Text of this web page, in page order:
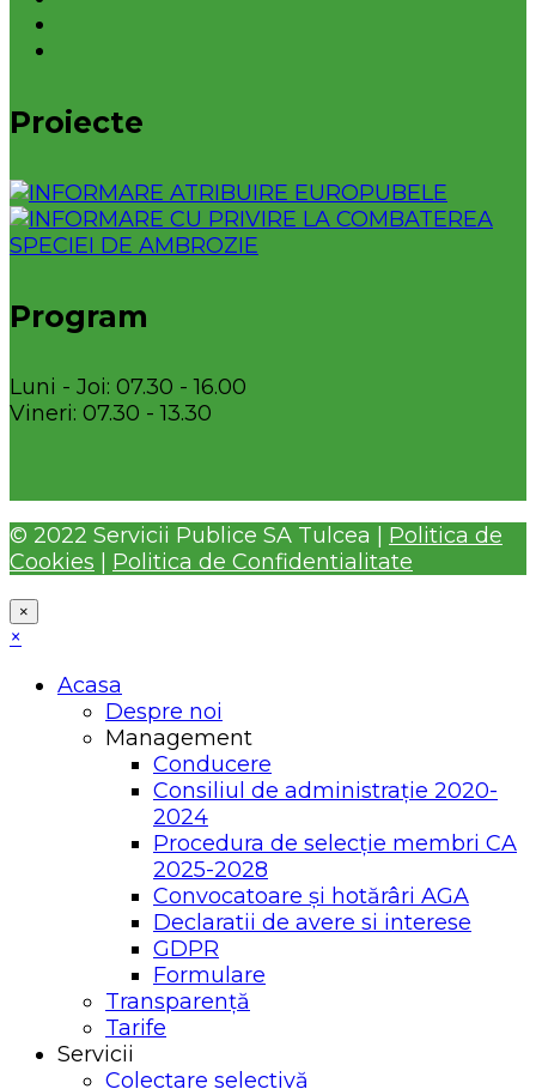
Proiecte
Program
Luni - Joi: 07.30 - 16.00
Vineri: 07.30 - 13.30
© 2022 Servicii Publice SA Tulcea | Politica de
Cookies
Politica de Confidentialitate
×
×
Acasa
Despre noi
Management
Conducere
Consiliul de administrație 2020-
2024
Procedura de selecție membri CA
2025-2028
Convocatoare și hotărâri AGA
Declaratii de avere si interese
GDPR
Formulare
Transparență
Tarife
Servicii
Colectare selectivă